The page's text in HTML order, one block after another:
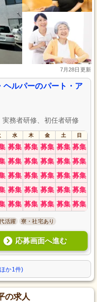
7月28日更新
ルパーのパート・ア
務者研修、初任者研修
水 木 金 土 日
募集 募集 募集 募集 募集
募集 募集 募集 募集 募集
募集 募集 募集 募集 募集
募集 募集 募集 募集 募集
募集 募集 募集 募集 募集
活躍 寮・社宅あり
応募画面へ進む
か1件)
の求人